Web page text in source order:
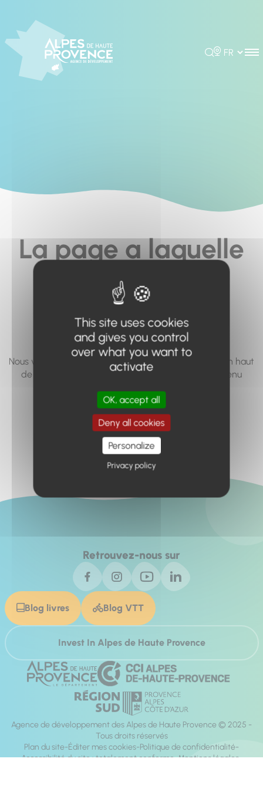
Rechercher
Choisir la
La page a laquelle
vous cherchez à
accéder n'existe
pas... ou plus.
Nous vous invitons à utiliser le moteur de recherche en haut
de page, ou à utiliser le menu pour trouver le contenu
Retour à l'accueil
Retrouvez-nous sur
Blog livres Blog VTT
Invest In Alpes de Haute Provence
Agence de développement des Alpes de Haute Provence © 2025 -
Tous droits réservés
Plan du site Éditer mes cookies Politique de confidentialité
Accessibilité du site : totalement conforme Mentions légales
This site uses cookies
and gives you control
over what you want to
activate
OK, accept all
Deny all cookies
Personalize
Privacy policy